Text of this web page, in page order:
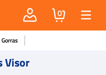
0
Gorras
Visor